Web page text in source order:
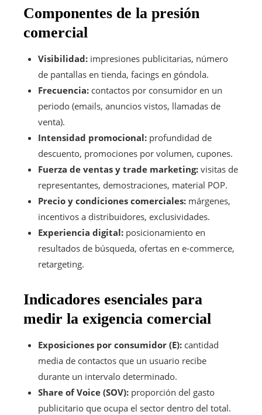
Componentes de la presión
comercial
Visibilidad: impresiones publicitarias, número
de pantallas en tienda, facings en góndola.
Frecuencia: contactos por consumidor en un
periodo (emails, anuncios vistos, llamadas de
venta).
Intensidad promocional: profundidad de
descuento, promociones por volumen, cupones.
Fuerza de ventas y trade marketing: visitas de
representantes, demostraciones, material POP.
Precio y condiciones comerciales: márgenes,
incentivos a distribuidores, exclusividades.
Experiencia digital: posicionamiento en
resultados de búsqueda, ofertas en e-commerce,
retargeting.
Indicadores esenciales para
medir la exigencia comercial
Exposiciones por consumidor (E): cantidad
media de contactos que un usuario recibe
durante un intervalo determinado.
Share of Voice (SOV): proporción del gasto
publicitario que ocupa el sector dentro del total.